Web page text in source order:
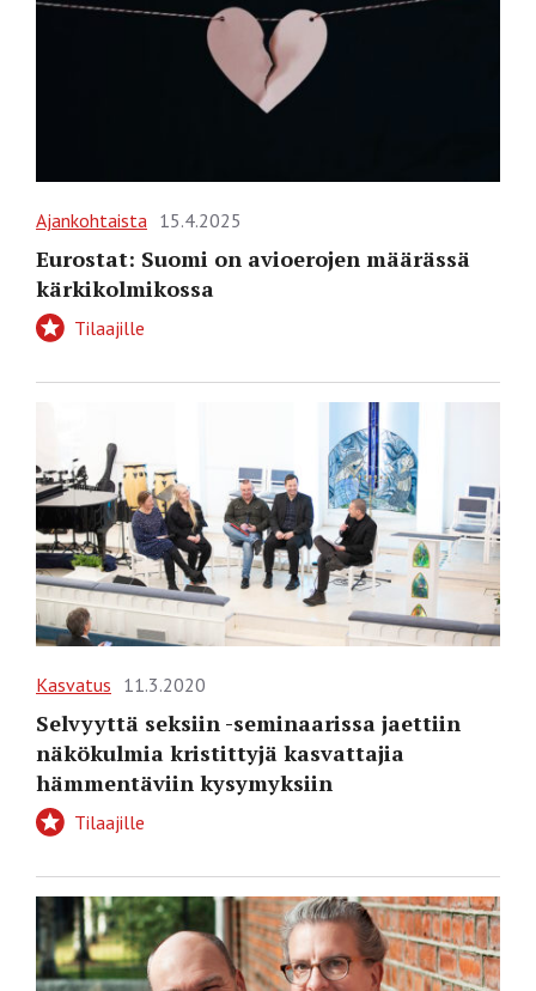
Ajankohtaista 15.4.2025
Eurostat: Suomi on avioerojen määrässä
kärkikolmikossa
Tilaajille
Kasvatus 11.3.2020
Selvyyttä seksiin -seminaarissa jaettiin
näkökulmia kristittyjä kasvattajia
hämmentäviin kysymyksiin
Tilaajille